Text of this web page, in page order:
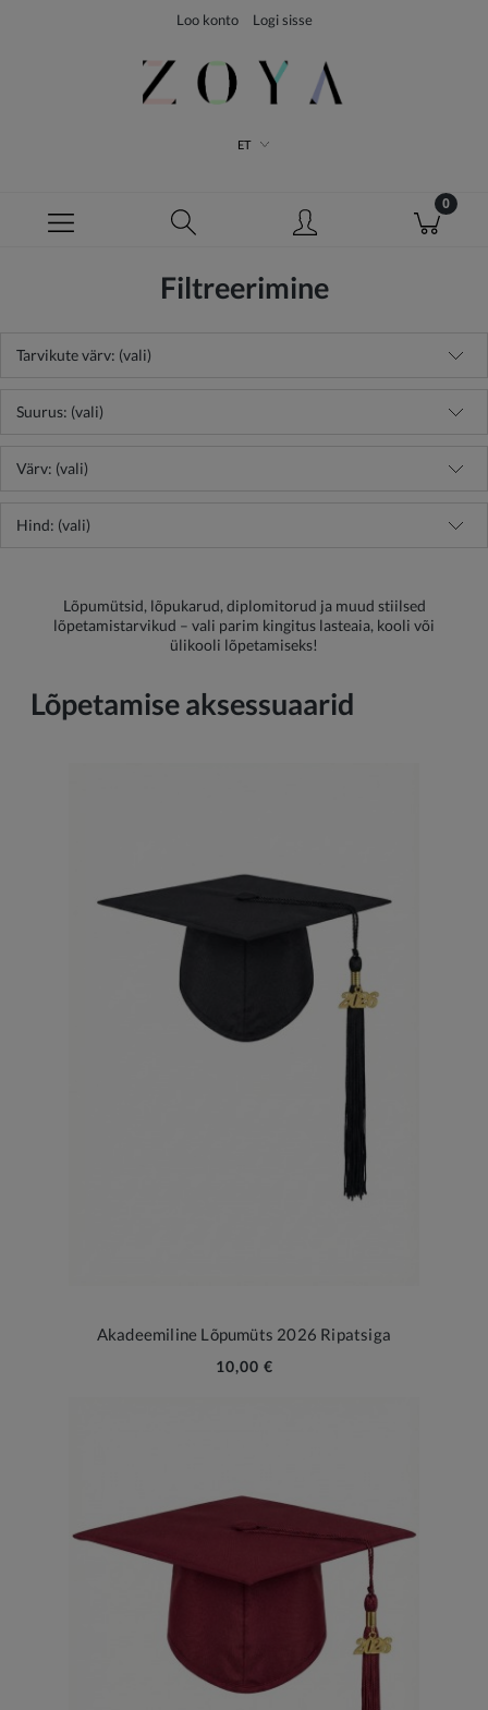
Loo konto Logi sisse
ET
Filtreerimine
Tarvikute värv: (vali)
Suurus: (vali)
Värv: (vali)
Hind: (vali)
Lõpumütsid, lõpukarud, diplomitorud ja muud stiilsed
lõpetamistarvikud – vali parim kingitus lasteaia, kooli või
ülikooli lõpetamiseks!
Lõpetamise aksessuaarid
Akadeemiline Lõpumüts 2026 Ripatsiga
10,00 €